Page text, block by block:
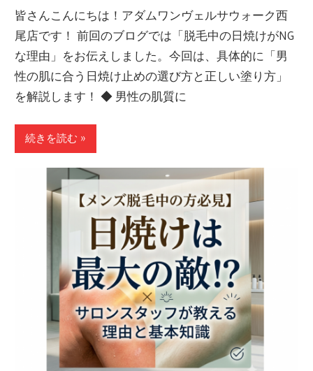
皆さんこんにちは！アダムワンヴェルサウォーク西
尾店です！ 前回のブログでは「脱毛中の日焼けがNG
な理由」をお伝えしました。今回は、具体的に「男
性の肌に合う日焼け止めの選び方と正しい塗り方」
を解説します！ ◆ 男性の肌質に
続きを読む »